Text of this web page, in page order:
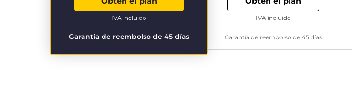
Garantía de reembolso de 45 días
IVA incluido
Garantía de reembolso de 45 días
IVA incluido